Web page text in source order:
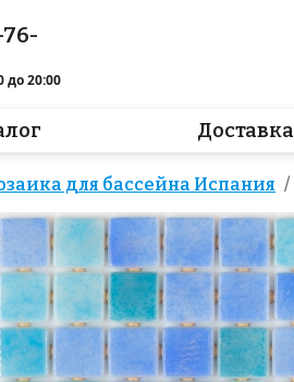
до 20:00
Доставка
для бассейна Испания